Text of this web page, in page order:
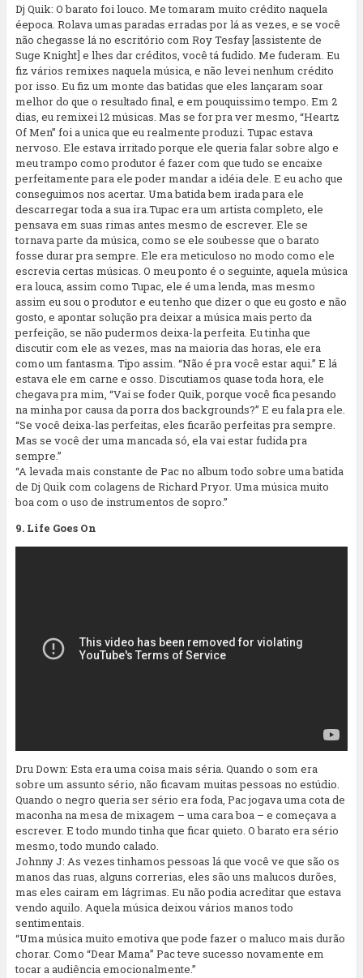
Dj Quik: O barato foi louco. Me tomaram muito crédito naquela
éepoca. Rolava umas paradas erradas por lá as vezes, e se você
não chegasse lá no escritório com Roy Tesfay [assistente de
Suge Knight] e lhes dar créditos, você tá fudido. Me fuderam. Eu
fiz vários remixes naquela música, e não levei nenhum crédito
por isso. Eu fiz um monte das batidas que eles lançaram soar
melhor do que o resultado final, e em pouquissimo tempo. Em 2
dias, eu remixei 12 músicas. Mas se for pra ver mesmo, “Heartz
Of Men” foi a unica que eu realmente produzi. Tupac estava
nervoso. Ele estava irritado porque ele queria falar sobre algo e
meu trampo como produtor é fazer com que tudo se encaixe
perfeitamente para ele poder mandar a idéia dele. E eu acho que
conseguimos nos acertar. Uma batida bem irada para ele
descarregar toda a sua ira.Tupac era um artista completo, ele
pensava em suas rimas antes mesmo de escrever. Ele se
tornava parte da música, como se ele soubesse que o barato
fosse durar pra sempre. Ele era meticuloso no modo como ele
escrevia certas músicas. O meu ponto é o seguinte, aquela música
era louca, assim como Tupac, ele é uma lenda, mas mesmo
assim eu sou o produtor e eu tenho que dizer o que eu gosto e não
gosto, e apontar solução pra deixar a música mais perto da
perfeição, se não pudermos deixa-la perfeita. Eu tinha que
discutir com ele as vezes, mas na maioria das horas, ele era
como um fantasma. Tipo assim. “Não é pra você estar aqui.” E lá
estava ele em carne e osso. Discutiamos quase toda hora, ele
chegava pra mim, “Vai se foder Quik, porque você fica pesando
na minha por causa da porra dos backgrounds?” E eu fala pra ele.
“Se você deixa-las perfeitas, eles ficarão perfeitas pra sempre.
Mas se você der uma mancada só, ela vai estar fudida pra
sempre.”
“A levada mais constante de Pac no album todo sobre uma batida
de Dj Quik com colagens de Richard Pryor. Uma música muito
boa com o uso de instrumentos de sopro.”
9. Life Goes On
Dru Down: Esta era uma coisa mais séria. Quando o som era
sobre um assunto sério, não ficavam muitas pessoas no estúdio.
Quando o negro queria ser sério era foda, Pac jogava uma cota de
maconha na mesa de mixagem – uma cara boa – e começava a
escrever. E todo mundo tinha que ficar quieto. O barato era sério
mesmo, todo mundo calado.
Johnny J: As vezes tinhamos pessoas lá que você ve que são os
manos das ruas, alguns correrias, eles são uns malucos durões,
mas eles cairam em lágrimas. Eu não podia acreditar que estava
vendo aquilo. Aquela música deixou vários manos todo
sentimentais.
“Uma música muito emotiva que pode fazer o maluco mais durão
chorar. Como “Dear Mama” Pac teve sucesso novamente em
tocar a audiência emocionalmente.”